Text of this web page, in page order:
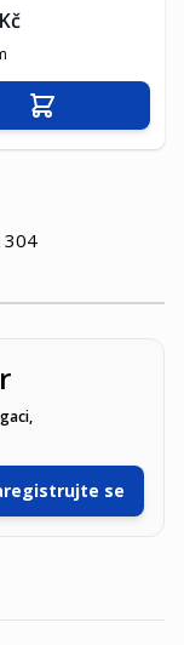
Přidat do košíku
304
se